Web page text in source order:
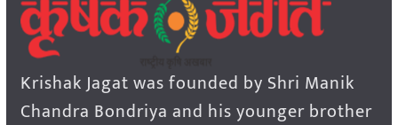
Krishak Jagat was founded by Shri Manik
Chandra Bondriya and his younger brother